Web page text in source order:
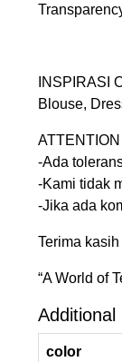
INSPIRASI
Blouse,
ATTENTION
-Ada
-Kami tidak
-Jika ada
Terima
“A World of
Additional
color